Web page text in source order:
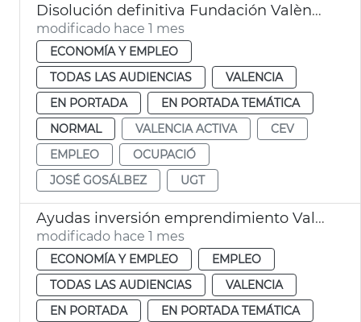
Disolución definitiva Fundación València Activa
modificado hace 1 mes
ECONOMÍA Y EMPLEO
TODAS LAS AUDIENCIAS
VALENCIA
EN PORTADA
EN PORTADA TEMÁTICA
NORMAL
VALENCIA ACTIVA
CEV
EMPLEO
OCUPACIÓ
JOSÉ GOSÁLBEZ
UGT
Ayudas inversión emprendimiento València
modificado hace 1 mes
ECONOMÍA Y EMPLEO
EMPLEO
TODAS LAS AUDIENCIAS
VALENCIA
EN PORTADA
EN PORTADA TEMÁTICA